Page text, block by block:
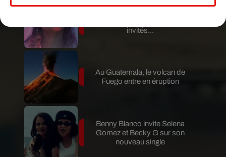
invités...
Au Guatemala, le volcan de
Fuego entre en éruption
Benny Blanco invite Selena
Gomez et Becky G sur son
nouveau single